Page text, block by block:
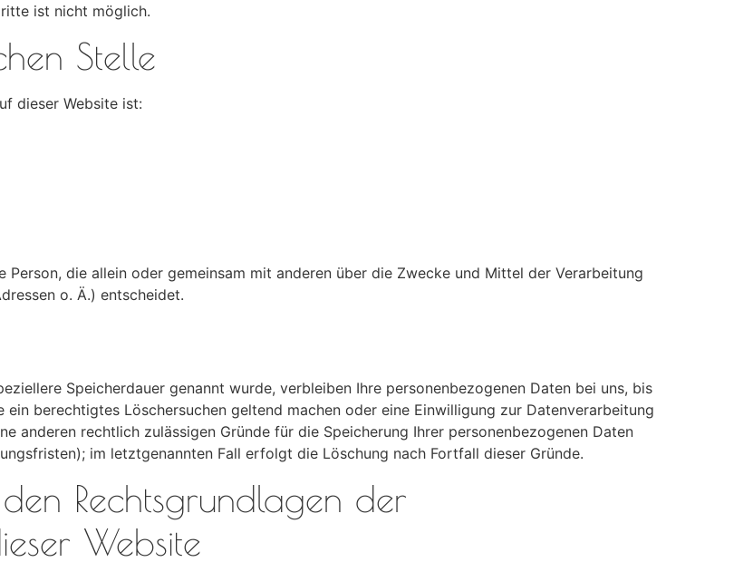
ist nicht möglich.
Stelle
dieser Website ist:
die allein oder gemeinsam mit anderen über die Zwecke und Mittel der Verarbeitung
o. Ä.) entscheidet.
Speicherdauer genannt wurde, verbleiben Ihre personenbezogenen Daten bei uns, bis
berechtigtes Löschersuchen geltend machen oder eine Einwilligung zur Datenverarbeitung
anderen rechtlich zulässigen Gründe für die Speicherung Ihrer personenbezogenen Daten
im letztgenannten Fall erfolgt die Löschung nach Fortfall dieser Gründe.
Rechtsgrundlagen der
Website